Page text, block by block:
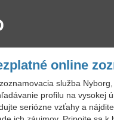
online
služba
profilu na
seriózne vzťahy a